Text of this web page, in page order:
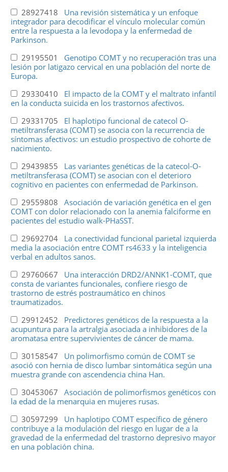
28927418 Una revisión sistemática y un enfoque
integrador para decodificar el vínculo molecular común
entre la respuesta a la levodopa y la enfermedad de
Parkinson.
29195501 Genotipo COMT y no recuperación tras una
lesión por latigazo cervical en una población del norte de
Europa.
29330410 El impacto de la COMT y el maltrato infantil
en la conducta suicida en los trastornos afectivos.
29331705 El haplotipo funcional de catecol O-
metiltransferasa (COMT) se asocia con la recurrencia de
síntomas afectivos: un estudio prospectivo de cohorte de
nacimiento.
29439855 Las variantes genéticas de la catecol-O-
metiltransferasa (COMT) se asocian con el deterioro
cognitivo en pacientes con enfermedad de Parkinson.
29559808 Asociación de variación genética en el gen
COMT con dolor relacionado con la anemia falciforme en
pacientes del estudio walk-PHaSST.
29692704 La conectividad funcional parietal izquierda
media la asociación entre COMT rs4633 y la inteligencia
verbal en adultos sanos.
29760667 Una interacción DRD2/ANNK1-COMT, que
consta de variantes funcionales, confiere riesgo de
trastorno de estrés postraumático en chinos
traumatizados.
29912452 Predictores genéticos de la respuesta a la
acupuntura para la artralgia asociada a inhibidores de la
aromatasa entre supervivientes de cáncer de mama.
30158547 Un polimorfismo común de COMT se
asoció con hernia de disco lumbar sintomática según una
muestra grande con ascendencia china Han.
30453067 Asociación de polimorfismos genéticos con
la edad de la menarquia en mujeres rusas.
30597299 Un haplotipo COMT específico de género
contribuye a la modulación del riesgo en lugar de a la
gravedad de la enfermedad del trastorno depresivo mayor
en una población china.